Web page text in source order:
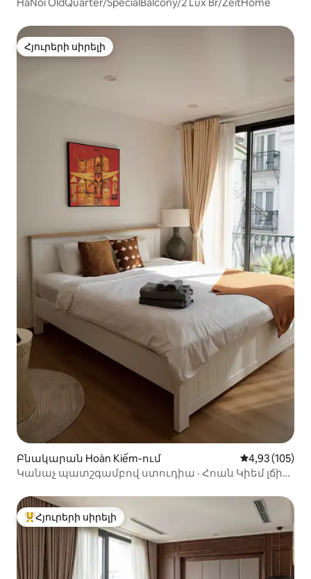
Հյուրերի սիրելի
Հյուրերի սիրելի
Բնակարան Hoàn Kiếm-ում Միջին
4,93 (105)
Կանաչ պատշգամբով ստուդիա · Հոան Կիեմ լճի
Հյուրերի սիրելի լավագույն տները
Հյուրերի սիրելի